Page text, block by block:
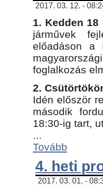
2017. 03. 12. -
1. Kedden 18
járművek
előadáson a
foglalkozás
2.
Idén először
második
18:30-ig tart,
...
Tovább
4. heti
2017. 03. 01. -